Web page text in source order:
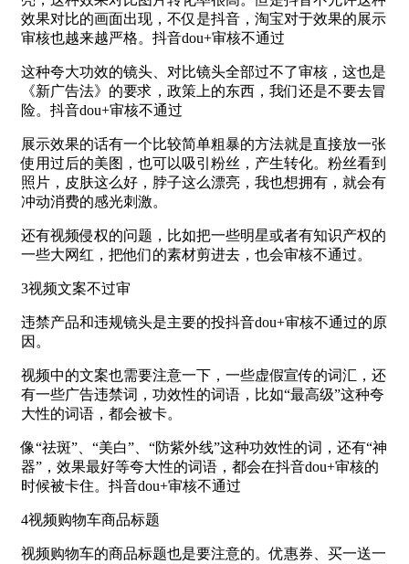
效果对比的画面出现，不仅是抖音，淘宝对于效果的展示
审核也越来越严格。抖音dou+审核不通过
这种夸大功效的镜头、对比镜头全部过不了审核，这也是
《新广告法》的要求，政策上的东西，我们还是不要去冒
险。抖音dou+审核不通过
展示效果的话有一个比较简单粗暴的方法就是直接放一张
使用过后的美图，也可以吸引粉丝，产生转化。粉丝看到
照片，皮肤这么好，脖子这么漂亮，我也想拥有，就会有
冲动消费的感光刺激。
还有视频侵权的问题，比如把一些明星或者有知识产权的
一些大网红，把他们的素材剪进去，也会审核不通过。
3视频文案不过审
违禁产品和违规镜头是主要的投抖音dou+审核不通过的原
因。
视频中的文案也需要注意一下，一些虚假宣传的词汇，还
有一些广告违禁词，功效性的词语，比如“最高级”这种夸
大性的词语，都会被卡。
像“祛斑”、“美白”、“防紫外线”这种功效性的词，还有“神
器”，效果最好等夸大性的词语，都会在抖音dou+审核的
时候被卡住。抖音dou+审核不通过
4视频购物车商品标题
视频购物车的商品标题也是要注意的。优惠券、买一送一